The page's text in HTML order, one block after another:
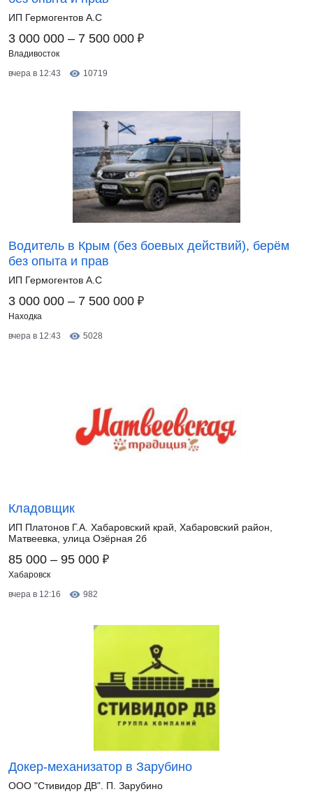
ИП Гермогентов А.С
3 000 000 – 7 500 000 ₽
Владивосток
вчера в 12:43
10719
Водитель в Крым (без боевых действий), берём
без опыта и прав
ИП Гермогентов А.С
3 000 000 – 7 500 000 ₽
Находка
вчера в 12:43
5028
Кладовщик
ИП Платонов Г.А. Хабаровский край, Хабаровский район,
Матвеевка, улица Озёрная 2б
85 000 – 95 000 ₽
Хабаровск
вчера в 12:16
982
Докер-механизатор в Зарубино
ООО "Стивидор ДВ". П. Зарубино